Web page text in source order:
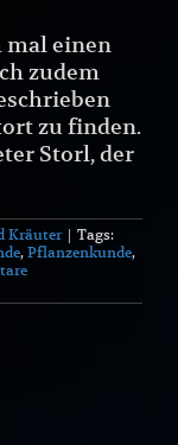
mal einen
zudem
zu finden.
Storl, der
Kräuter | Tags:
, Pflanzenkunde,